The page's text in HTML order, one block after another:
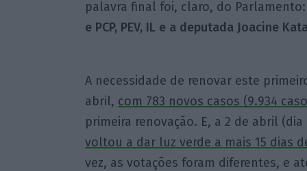
palavra final foi, claro, do Parlamento:
e PCP, PEV, IL e a deputada Joacine
A necessidade de renovar este
abril, com 783 novos casos (9.934
primeira renovação. E, a 2 de abril
voltou a dar luz verde a mais 15 dias
vez, as votações foram diferentes, e